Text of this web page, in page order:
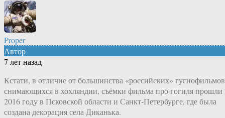
Proper
Автор
7 лет назад
Кстати, в отличие от большинства «российских»
снимающихся в хохляндии, съёмки фильма про гогиля прошли
2016 году в Псковской области и Санкт-Петербурге, где была
создана декорация села Диканька.